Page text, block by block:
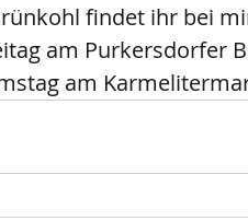
findet ihr bei
am Purkersdorfer
am